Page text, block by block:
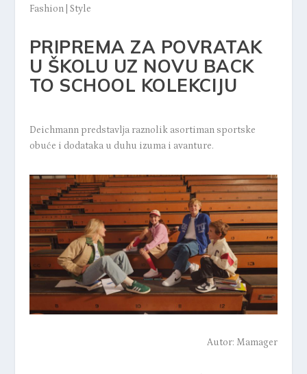
Fashion| Style
PRIPREMA ZA POVRATAK
U ŠKOLU UZ NOVU BACK
TO SCHOOL KOLEKCIJU
Deichmann predstavlja raznolik asortiman sportske
obuće i dodataka u duhu izuma i avanture.
Autor: Mamager